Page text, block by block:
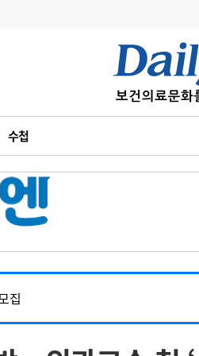
수첩
급 추계
결과
사고
수첩
피플
소병원
판례
용
집
집